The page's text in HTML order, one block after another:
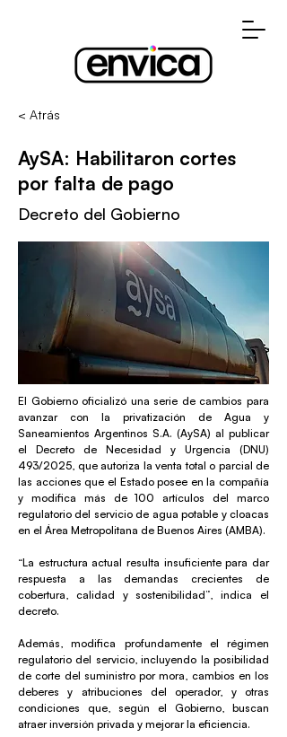
< Atrás
AySA: Habilitaron cortes
por falta de pago
Decreto del Gobierno
El Gobierno oficializó una serie de cambios para
avanzar con la privatización de Agua y
Saneamientos Argentinos S.A. (AySA) al publicar
el Decreto de Necesidad y Urgencia (DNU)
493/2025, que autoriza la venta total o parcial de
las acciones que el Estado posee en la compañía
y modifica más de 100 artículos del marco
regulatorio del servicio de agua potable y cloacas
en el Área Metropolitana de Buenos Aires (AMBA).
“La estructura actual resulta insuficiente para dar
respuesta a las demandas crecientes de
cobertura, calidad y sostenibilidad”, indica el
decreto.
Además, modifica profundamente el régimen
regulatorio del servicio, incluyendo la posibilidad
de corte del suministro por mora, cambios en los
deberes y atribuciones del operador, y otras
condiciones que, según el Gobierno, buscan
atraer inversión privada y mejorar la eficiencia.